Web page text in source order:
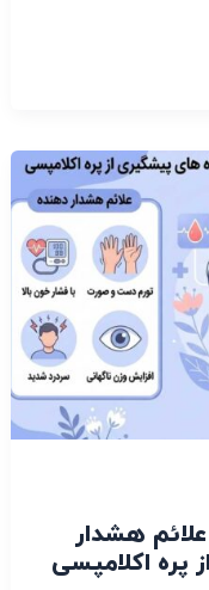
هشدار
پره‌ اکلامپسی